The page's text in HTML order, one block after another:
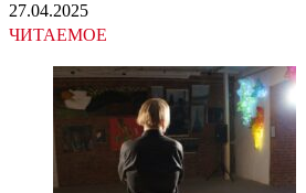
27.04.2025
ЧИТАЕМОЕ